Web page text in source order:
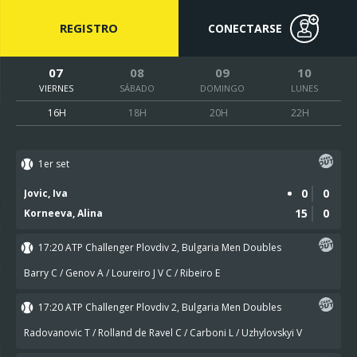
REGISTRO CONECTARSE
07
VIERNES
08
SÁBADO
09
DOMINGO
10
LUNES
16H 18H 20H 22H
1er set
Jovic, Iva 0
0
Korneeva, Alina 0
15
17:20ATP Challenger Plovdiv 2, Bulgaria Men Doubles
Barry C / Genov A / Loureiro J V C / Ribeiro E
17:20ATP Challenger Plovdiv 2, Bulgaria Men Doubles
Radovanovic T / Rolland de Ravel C / Carboni L / Uzhylovskyi V